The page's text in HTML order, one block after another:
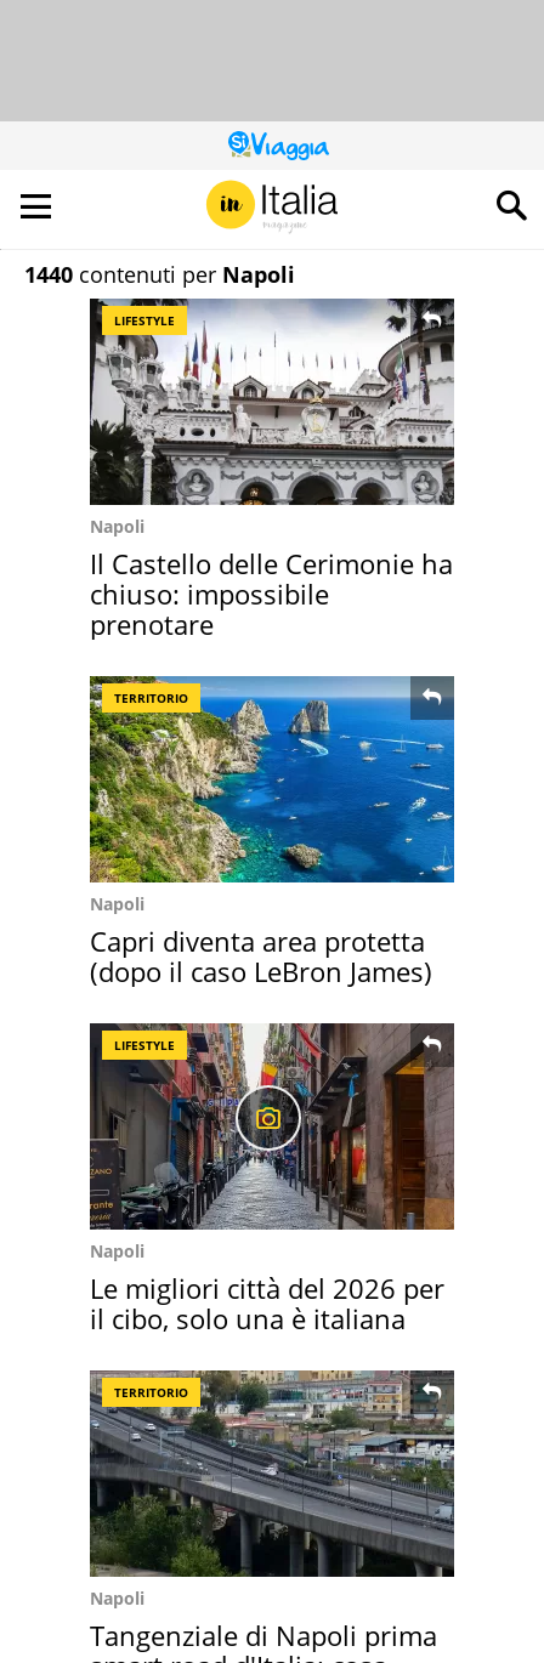
QUESTO
SITO
CONTRIBUISCE
ALL’AUDIENCE
DI
1440 contenuti per Napoli
LIFESTYLE
Napoli
Il Castello delle Cerimonie ha
chiuso: impossibile
prenotare
TERRITORIO
Napoli
Capri diventa area protetta
(dopo il caso LeBron James)
LIFESTYLE
Napoli
Le migliori città del 2026 per
il cibo, solo una è italiana
TERRITORIO
Napoli
Tangenziale di Napoli prima